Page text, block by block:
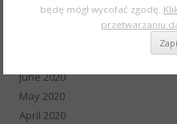
September 2020
June 2020
May 2020
April 2020
będę mógł wycofać zgodę.
przetwarzaniu